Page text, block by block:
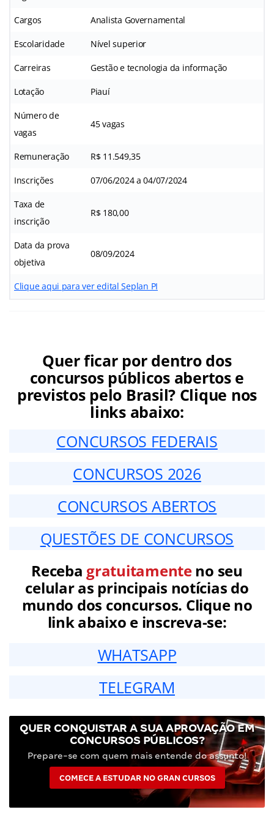
Cargos Analista Governamental
Escolaridade Nível superior
Carreiras Gestão e tecnologia da informação
Lotação Piauí
Número de
vagas
45 vagas
Remuneração R$ 11.549,35
Inscrições 07/06/2024 a 04/07/2024
Taxa de
inscrição
R$ 180,00
Data da prova
objetiva
08/09/2024
Clique aqui para ver edital Seplan PI
Quer ficar por dentro dos
concursos públicos abertos e
previstos pelo Brasil? Clique nos
links abaixo:
CONCURSOS FEDERAIS
CONCURSOS 2026
CONCURSOS ABERTOS
QUESTÕES DE CONCURSOS
Receba gratuitamenteno seu
celular as principais notícias do
mundo dos concursos. Clique no
link abaixo e inscreva-se:
WHATSAPP
TELEGRAM
QUER CONQUISTAR A SUA APROVAÇÃO EM
CONCURSOS PÚBLICOS?
Prepare-se com quem mais entende do assunto!
COMECE A ESTUDAR NO GRAN CURSOS